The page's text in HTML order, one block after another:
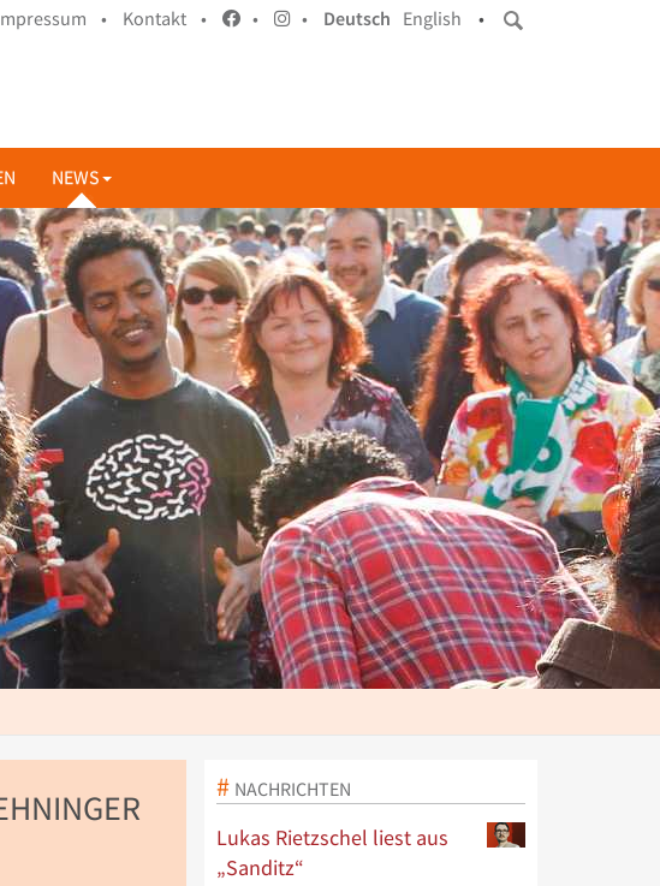
• Kontakt • • • Deutsch English •
NEWS
NACHRICHTEN
Lukas Rietzschel liest aus
„Sanditz“